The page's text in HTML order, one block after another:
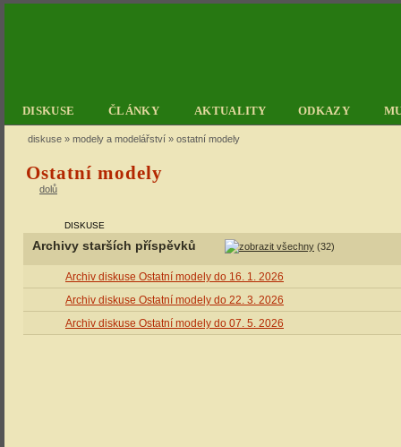
DISKUSE ČLÁNKY AKTUALITY ODKAZY
diskuse » modely a modelářství » ostatní modely
Ostatní modely
dolů
DISKUSE
Archivy starších příspěvků (32)
Archiv diskuse Ostatní modely do 16. 1. 2026
Archiv diskuse Ostatní modely do 22. 3. 2026
Archiv diskuse Ostatní modely do 07. 5. 2026